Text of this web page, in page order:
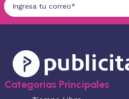
Categorias Principales